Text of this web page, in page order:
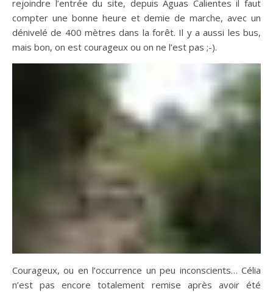
rejoindre l’entrée du site, depuis Aguas Calientes il faut
compter une bonne heure et demie de marche, avec un
dénivelé de 400 mètres dans la forêt. Il y a aussi les bus,
mais bon, on est courageux ou on ne l’est pas ;-).
Courageux, ou en l’occurrence un peu inconscients… Célia
n’est pas encore totalement remise après avoir été